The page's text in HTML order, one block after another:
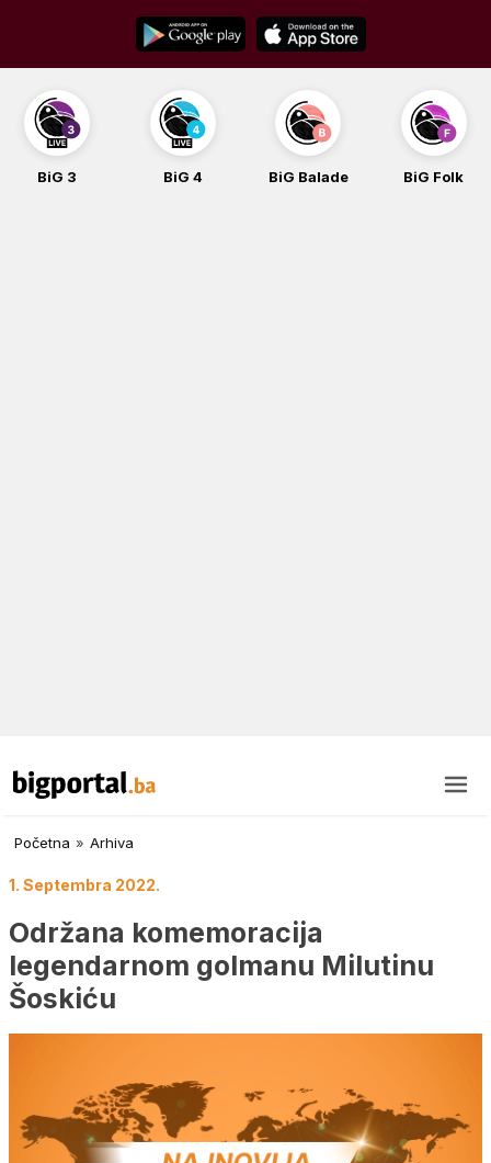
content
BiG 3 BiG 4 BiG Balade BiG Folk
Početna » Arhiva
1. Septembra 2022.
Održana komemoracija
legendarnom golmanu Milutinu
Šoskiću